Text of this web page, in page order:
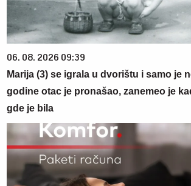
06. 08. 2026 09:39
Marija (3) se igrala u dvorištu i samo je
godine otac je pronašao, zanemeo je
gde je bila